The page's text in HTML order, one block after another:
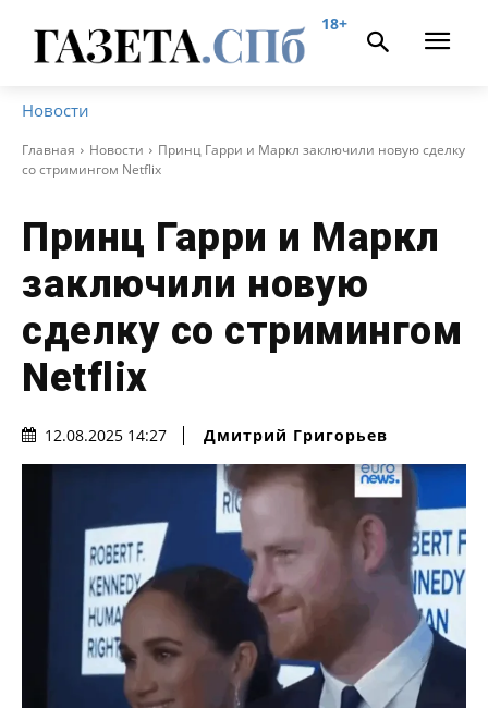
18+
Новости
Главная Новости
Принц Гарри и Маркл заключили новую сделку
со стримингом Netflix
Принц Гарри и Маркл
заключили новую
сделку со стримингом
Netflix
12.08.2025 14:27 Дмитрий Григорьев